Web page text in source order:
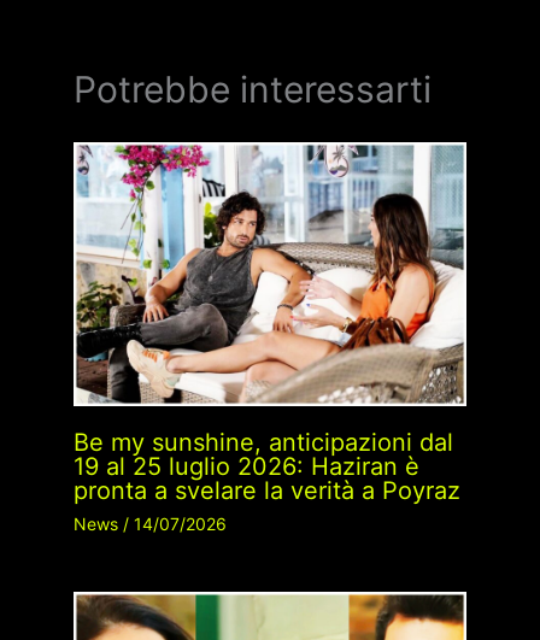
Potrebbe interessarti
Be my sunshine, anticipazioni dal
19 al 25 luglio 2026: Haziran è
pronta a svelare la verità a Poyraz
News/ 14/07/2026